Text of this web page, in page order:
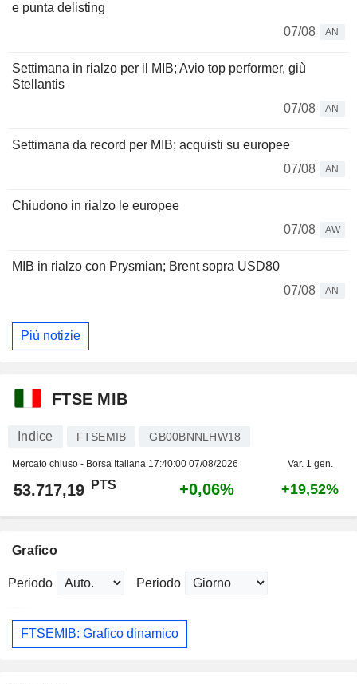
e punta delisting
07/08
AN
Settimana in rialzo per il MIB; Avio top performer, giù
Stellantis
07/08
AN
Settimana da record per MIB; acquisti su europee
07/08
AN
Chiudono in rialzo le europee
07/08
AW
MIB in rialzo con Prysmian; Brent sopra USD80
07/08
AN
Più notizie
FTSE MIB
Indice FTSEMIB GB00BNNLHW18
Mercato chiuso - Borsa Italiana 17:40:00 07/08/2026 Var. 1 gen.
53.717,19 PTS +0,06% +19,52%
Grafico
Periodo Periodo
FTSEMIB: Grafico dinamico